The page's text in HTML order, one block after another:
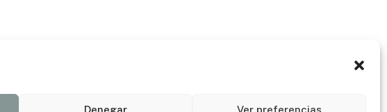
Denegar Ver preferencias